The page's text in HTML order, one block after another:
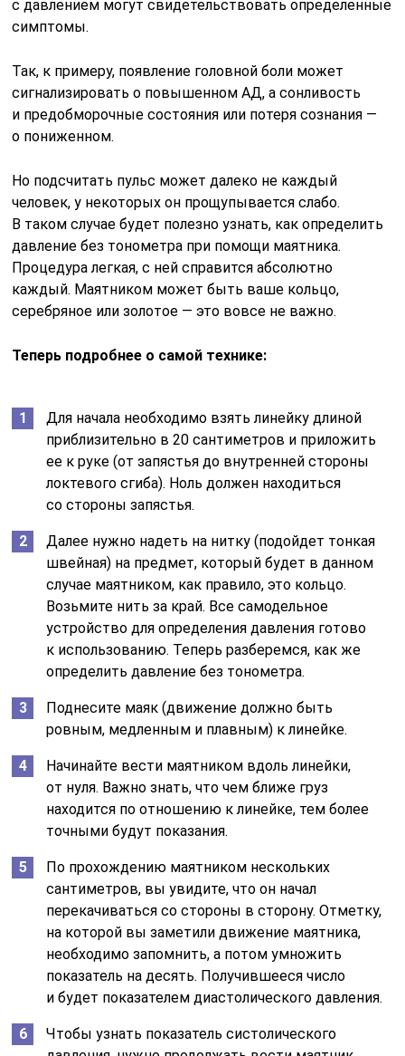
с давлением могут свидетельствовать определенные
симптомы.
Так, к примеру, появление головной боли может
сигнализировать о повышенном АД, а сонливость
и предобморочные состояния или потеря сознания —
о пониженном.
Но подсчитать пульс может далеко не каждый
человек, у некоторых он прощупывается слабо.
В таком случае будет полезно узнать, как определить
давление без тонометра при помощи маятника.
Процедура легкая, с ней справится абсолютно
каждый. Маятником может быть ваше кольцо,
серебряное или золотое — это вовсе не важно.
Теперь подробнее о самой технике:
Для начала необходимо взять линейку длиной
приблизительно в 20 сантиметров и приложить
ее к руке (от запястья до внутренней стороны
локтевого сгиба). Ноль должен находиться
со стороны запястья.
Далее нужно надеть на нитку (подойдет тонкая
швейная) на предмет, который будет в данном
случае маятником, как правило, это кольцо.
Возьмите нить за край. Все самодельное
устройство для определения давления готово
к использованию. Теперь разберемся, как же
определить давление без тонометра.
Поднесите маяк (движение должно быть
ровным, медленным и плавным) к линейке.
Начинайте вести маятником вдоль линейки,
от нуля. Важно знать, что чем ближе груз
находится по отношению к линейке, тем более
точными будут показания.
По прохождению маятником нескольких
сантиметров, вы увидите, что он начал
перекачиваться со стороны в сторону. Отметку,
на которой вы заметили движение маятника,
необходимо запомнить, а потом умножить
показатель на десять. Получившееся число
и будет показателем диастолического давления.
Чтобы узнать показатель систолического